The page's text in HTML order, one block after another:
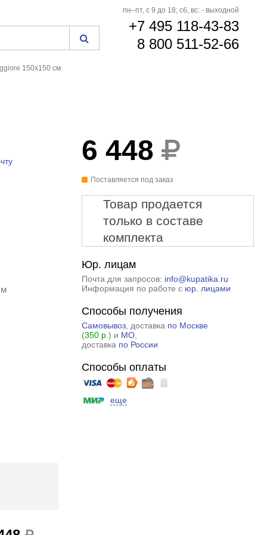
пн–пт, с 9 до 18; сб, вс: - выходной
+7 495 118-43-83
8 800 511-52-66
150x150 см
6 448
Поставляется под заказ
Товар продается
только в составе
комплекта
Юр. лицам
Почта для запросов: info@kupatika.ru
Информация по работе с юр. лицами
Способы получения
Самовывоз, доставка по Москве
(350 р. ) и МО,
доставка по России
Способы оплаты
еще